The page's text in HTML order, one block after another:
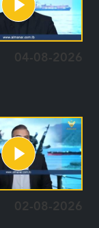
04-08-2026
02-08-2026